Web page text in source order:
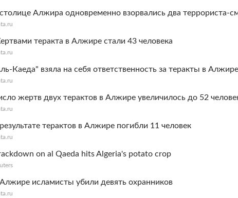
Алжира одновременно взорвались два террориста-
теракта в Алжире стали 43 человека
Каеда" взяла на себя ответственность за теракты в Алжире
жертв двух терактов в Алжире увеличилось до 52
терактов в Алжире погибли 11 человек
on al Qaeda hits Algeria's potato crop
исламисты убили девять охранников